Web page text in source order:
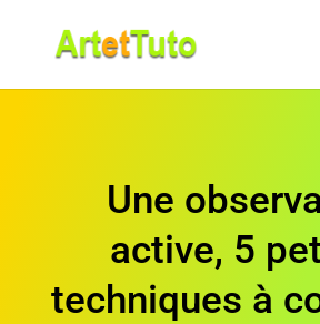
Une
active, 5
techniques à